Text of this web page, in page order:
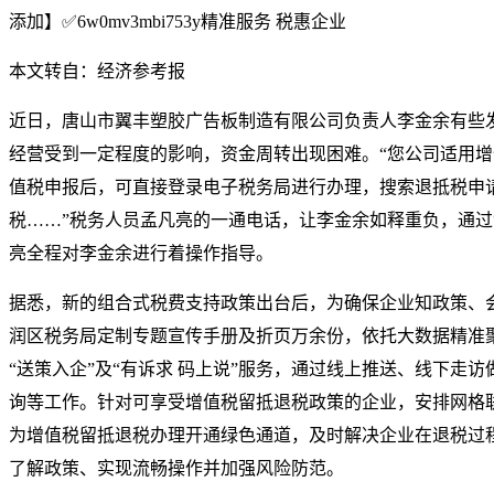
添加】✅6w0mv3mbi753y精准服务 税惠企业
本文转自：经济参考报
近日，唐山市翼丰塑胶广告板制造有限公司负责人李金余有些
经营受到一定程度的影响，资金周转出现困难。“您公司适用
值税申报后，可直接登录电子税务局进行办理，搜索退抵税申
税……”税务人员孟凡亮的一通电话，让李金余如释重负，通过
亮全程对李金余进行着操作指导。
据悉，新的组合式税费支持政策出台后，为确保企业知政策、
润区税务局定制专题宣传手册及折页万余份，依托大数据精准
“送策入企”及“有诉求 码上说”服务，通过线上推送、线下走
询等工作。针对可享受增值税留抵退税政策的企业，安排网格
为增值税留抵退税办理开通绿色通道，及时解决企业在退税
了解政策、实现流畅操作并加强风险防范。